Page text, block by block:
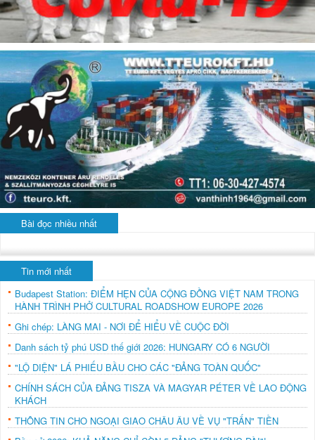
Bài đọc nhiều nhất
Tin mới nhất
Budapest Station: ĐIỂM HẸN CỦA CỘNG ĐỒNG VIỆT NAM TRONG
HÀNH TRÌNH PHỞ CULTURAL ROADSHOW EUROPE 2026
Ghi chép: LÀNG MAI - NƠI ĐỂ HIỂU VỀ CUỘC ĐỜI
Danh sách tỷ phú USD thế giới 2026: HUNGARY CÓ 6 NGƯỜI
"LỘ DIỆN" LÁ PHIẾU BẦU CHO CÁC "ĐẢNG TOÀN QUỐC"
CHÍNH SÁCH CỦA ĐẢNG TISZA VÀ MAGYAR PÉTER VỀ LAO ĐỘNG
KHÁCH
THÔNG TIN CHO NGOẠI GIAO CHÂU ÂU VỀ VỤ "TRẤN" TIỀN